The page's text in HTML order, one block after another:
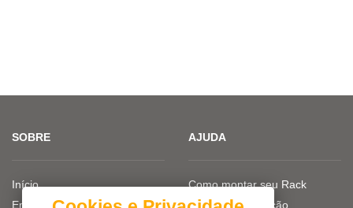
SOBRE
Início
Empresa
AJUDA
Como montar seu Rack
Dicas de iluminação